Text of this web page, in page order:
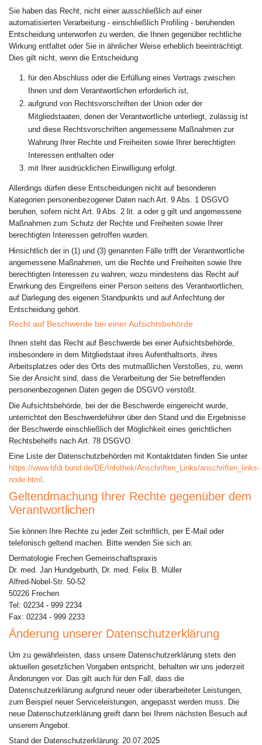
Sie haben das Recht, nicht einer ausschließlich auf einer
automatisierten Verarbeitung - einschließlich Profiling - beruhenden
Entscheidung unterworfen zu werden, die Ihnen gegenüber rechtliche
Wirkung entfaltet oder Sie in ähnlicher Weise erheblich beeinträchtigt.
Dies gilt nicht, wenn die Entscheidung
für den Abschluss oder die Erfüllung eines Vertrags zwischen
Ihnen und dem Verantwortlichen erforderlich ist,
aufgrund von Rechtsvorschriften der Union oder der
Mitgliedstaaten, denen der Verantwortliche unterliegt, zulässig ist
und diese Rechtsvorschriften angemessene Maßnahmen zur
Wahrung Ihrer Rechte und Freiheiten sowie Ihrer berechtigten
Interessen enthalten oder
mit Ihrer ausdrücklichen Einwilligung erfolgt.
Allerdings dürfen diese Entscheidungen nicht auf besonderen
Kategorien personenbezogener Daten nach Art. 9 Abs. 1 DSGVO
beruhen, sofern nicht Art. 9 Abs. 2 lit. a oder g gilt und angemessene
Maßnahmen zum Schutz der Rechte und Freiheiten sowie Ihrer
berechtigten Interessen getroffen wurden.
Hinsichtlich der in (1) und (3) genannten Fälle trifft der Verantwortliche
angemessene Maßnahmen, um die Rechte und Freiheiten sowie Ihre
berechtigten Interessen zu wahren, wozu mindestens das Recht auf
Erwirkung des Eingreifens einer Person seitens des Verantwortlichen,
auf Darlegung des eigenen Standpunkts und auf Anfechtung der
Entscheidung gehört.
Recht auf Beschwerde bei einer Aufsichtsbehörde
Ihnen steht das Recht auf Beschwerde bei einer Aufsichtsbehörde,
insbesondere in dem Mitgliedstaat ihres Aufenthaltsorts, ihres
Arbeitsplatzes oder des Orts des mutmaßlichen Verstoßes, zu, wenn
Sie der Ansicht sind, dass die Verarbeitung der Sie betreffenden
personenbezogenen Daten gegen die DSGVO verstößt.
Die Aufsichtsbehörde, bei der die Beschwerde eingereicht wurde,
unterrichtet den Beschwerdeführer über den Stand und die Ergebnisse
der Beschwerde einschließlich der Möglichkeit eines gerichtlichen
Rechtsbehelfs nach Art. 78 DSGVO.
Eine Liste der Datenschutzbehörden mit Kontaktdaten finden Sie unter
https://www.bfdi.bund.de/DE/Infothek/Anschriften_Links/anschriften_links-
node.html .
Geltendmachung Ihrer Rechte gegenüber dem
Verantwortlichen
Sie können Ihre Rechte zu jeder Zeit schriftlich, per E-Mail oder
telefonisch geltend machen. Bitte wenden Sie sich an:
Dermatologie Frechen Gemeinschaftspraxis
Dr. med. Jan Hundgeburth, Dr. med. Felix B. Müller
Alfred-Nobel-Str. 50-52
50226 Frechen
Tel: 02234 - 999 2234
Fax: 02234 - 999 2233
Änderung unserer Datenschutzerklärung
Um zu gewährleisten, dass unsere Datenschutzerklärung stets den
aktuellen gesetzlichen Vorgaben entspricht, behalten wir uns jederzeit
Änderungen vor. Das gilt auch für den Fall, dass die
Datenschutzerklärung aufgrund neuer oder überarbeiteter Leistungen,
zum Beispiel neuer Serviceleistungen, angepasst werden muss. Die
neue Datenschutzerklärung greift dann bei Ihrem nächsten Besuch auf
unserem Angebot.
Stand der Datenschutzerklärung: 20.07.2025